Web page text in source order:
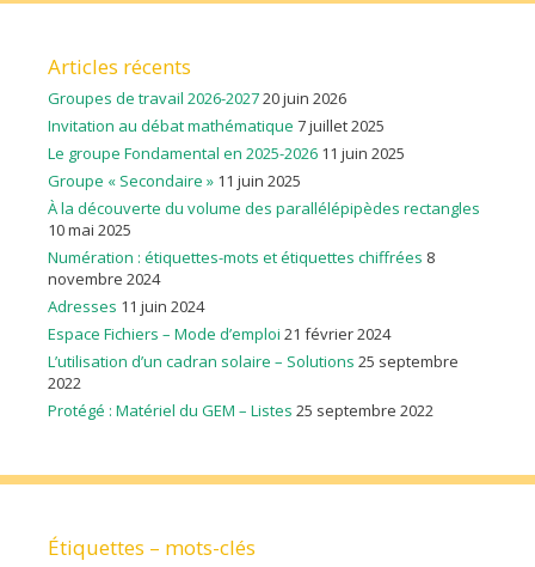
Articles récents
Groupes de travail 2026-202720 juin 2026
Invitation au débat mathématique 7 juillet 2025
Le groupe Fondamental en 2025-2026 11 juin 2025
Groupe « Secondaire » 11 juin 2025
À la découverte du volume des parallélépipèdes rectangles
10 mai 2025
Numération : étiquettes-mots et étiquettes chiffrées 8
novembre 2024
Adresses 11 juin 2024
Espace Fichiers – Mode d’emploi 21 février 2024
L’utilisation d’un cadran solaire – Solutions 25 septembre
2022
Protégé : Matériel du GEM – Listes 25 septembre 2022
Étiquettes – mots-clés